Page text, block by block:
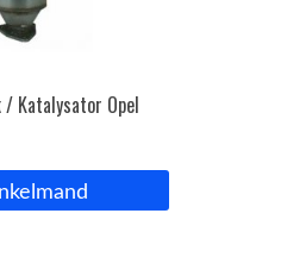
Katalysator Opel